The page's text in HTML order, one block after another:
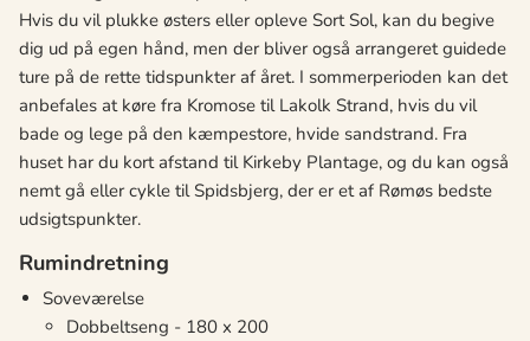
Hvis du vil plukke østers eller opleve Sort Sol, kan du begive
dig ud på egen hånd, men der bliver også arrangeret guidede
ture på de rette tidspunkter af året. I sommerperioden kan det
anbefales at køre fra Kromose til Lakolk Strand, hvis du vil
bade og lege på den kæmpestore, hvide sandstrand. Fra
huset har du kort afstand til Kirkeby Plantage, og du kan også
nemt gå eller cykle til Spidsbjerg, der er et af Rømøs bedste
udsigtspunkter.
Rumindretning
Soveværelse
Dobbeltseng - 180 x 200